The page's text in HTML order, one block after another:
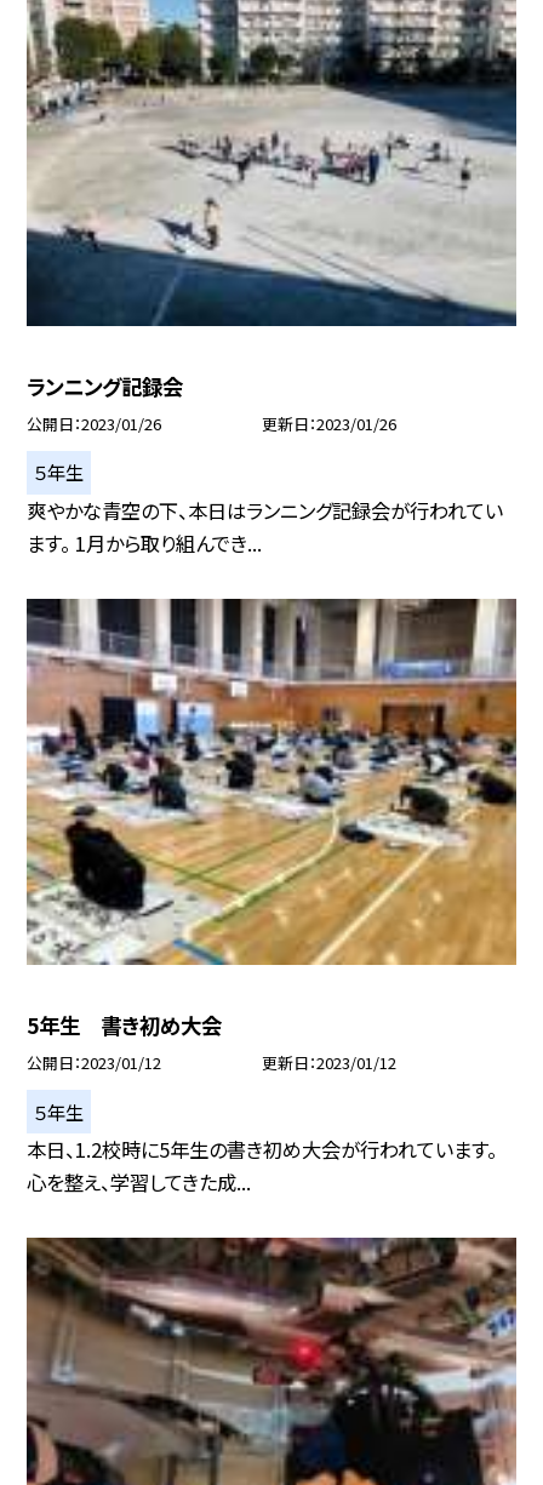
ランニング記録会
公開日 2023/01/26 更新日 2023/01/26
５年生
爽やかな青空の下、本日はランニング記録会が行われてい
ます。 1月から取り組んでき...
5年生 書き初め大会
公開日 2023/01/12 更新日 2023/01/12
５年生
本日、1.2校時に5年生の書き初め大会が行われています。
心を整え、学習してきた成...